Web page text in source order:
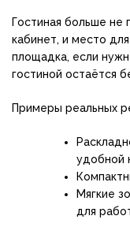
Гостиная больше не
кабинет, и место
площадка, если
гостиной остаётся
Примеры реальных
удобной
Мягкие
для